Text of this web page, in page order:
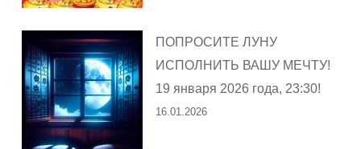
ПОПРОСИТЕ ЛУНУ
ИСПОЛНИТЬ ВАШУ МЕЧТУ!
19 января 2026 года, 23:30!
16.01.2026